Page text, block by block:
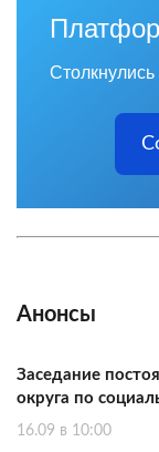
Анонсы
Заседание
округа по
16.09 в 10:00